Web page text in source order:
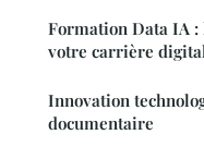
Formation Data IA
votre carrière
Innovation
documentaire